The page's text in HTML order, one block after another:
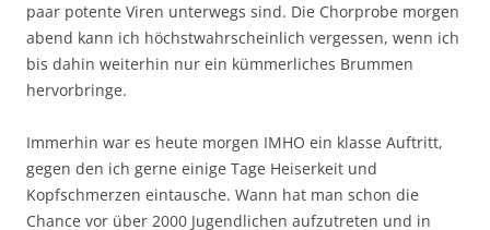
paar potente Viren unterwegs sind. Die Chorprobe morgen
abend kann ich höchstwahrscheinlich vergessen, wenn ich
bis dahin weiterhin nur ein kümmerliches Brummen
hervorbringe.
Immerhin war es heute morgen IMHO ein klasse Auftritt,
gegen den ich gerne einige Tage Heiserkeit und
Kopfschmerzen eintausche. Wann hat man schon die
Chance vor über 2000 Jugendlichen aufzutreten und in